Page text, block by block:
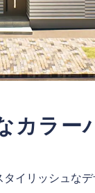
カラー
イリッシュなデ